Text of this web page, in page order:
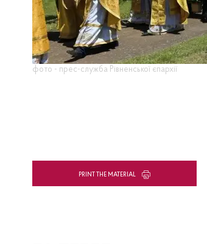
фото - прес-служба Рівненської єпархії
PRINT THE MATERIAL